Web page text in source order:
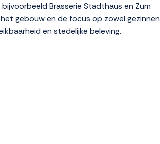
Brasserie Stadthaus en Zum
gebouw en de focus op zowel gezinnen
en stedelijke beleving.